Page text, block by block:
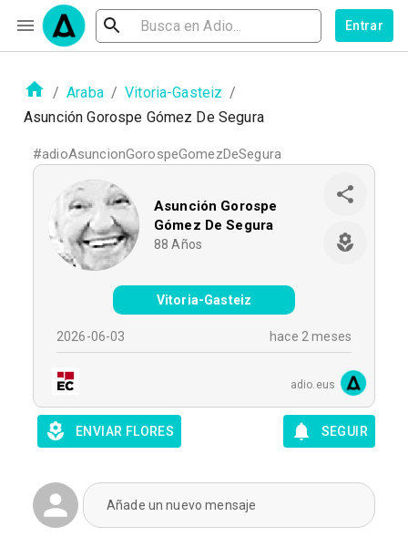
Entrar
/ Araba / Vitoria-Gasteiz /
Asunción Gorospe Gómez De Segura
#adioAsuncionGorospeGomezDeSegura
Asunción Gorospe
Gómez De Segura
88 Años
Vitoria-Gasteiz
2026-06-03 hace 2 meses
adio.eus
ENVIAR FLORES SEGUIR
Añade un nuevo mensaje